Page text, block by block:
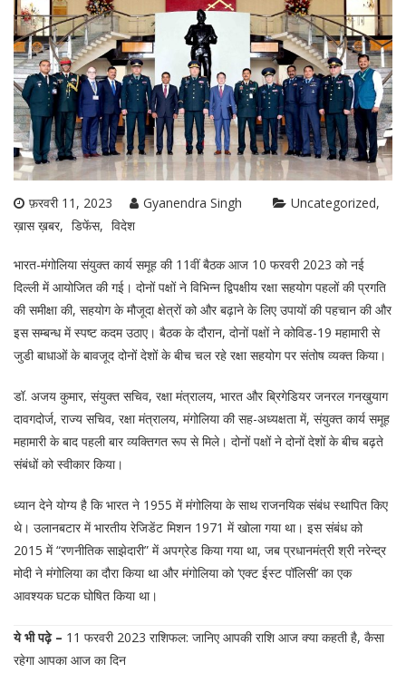
फ़रवरी 11, 2023 Gyanendra Singh
Uncategorized
ख़ास ख़बर
डिफेंस विदेश
भारत-मंगोलिया संयुक्त कार्य समूह की 11वीं बैठक आज 10 फरवरी 2023 को नई
दिल्ली में आयोजित की गई। दोनों पक्षों ने विभिन्न द्विपक्षीय रक्षा सहयोग पहलों की प्रगति
की समीक्षा की, सहयोग के मौजूदा क्षेत्रों को और बढ़ाने के लिए उपायों की पहचान की और
इस सम्बन्ध में स्पष्ट कदम उठाए। बैठक के दौरान, दोनों पक्षों ने कोविड-19 महामारी से
जुडी बाधाओं के बावजूद दोनों देशों के बीच चल रहे रक्षा सहयोग पर संतोष व्यक्त किया।
डॉ. अजय कुमार, संयुक्त सचिव, रक्षा मंत्रालय, भारत और ब्रिगेडियर जनरल गनखुयाग
दावगदोर्ज, राज्य सचिव, रक्षा मंत्रालय, मंगोलिया की सह-अध्यक्षता में, संयुक्त कार्य समूह
महामारी के बाद पहली बार व्यक्तिगत रूप से मिले। दोनों पक्षों ने दोनों देशों के बीच बढ़ते
संबंधों को स्वीकार किया।
ध्यान देने योग्य है कि भारत ने 1955 में मंगोलिया के साथ राजनयिक संबंध स्थापित किए
थे। उलानबटार में भारतीय रेजिडेंट मिशन 1971 में खोला गया था। इस संबंध को
2015 में “रणनीतिक साझेदारी” में अपग्रेड किया गया था, जब प्रधानमंत्री श्री नरेन्द्र
मोदी ने मंगोलिया का दौरा किया था और मंगोलिया को ‘एक्ट ईस्ट पॉलिसी’ का एक
आवश्यक घटक घोषित किया था।
ये भी पढ़े – 11 फरवरी 2023 राशिफल: जानिए आपकी राशि आज क्या कहती है, कैसा
रहेगा आपका आज का दिन